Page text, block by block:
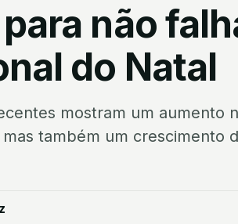
não
do Natal
mostram um aumento
também um crescimento